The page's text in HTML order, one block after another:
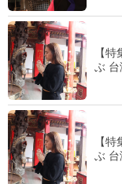
【
ぶ
【
ぶ